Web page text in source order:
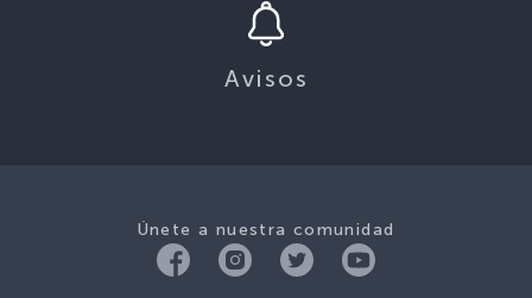
Avisos
Únete a nuestra comunidad